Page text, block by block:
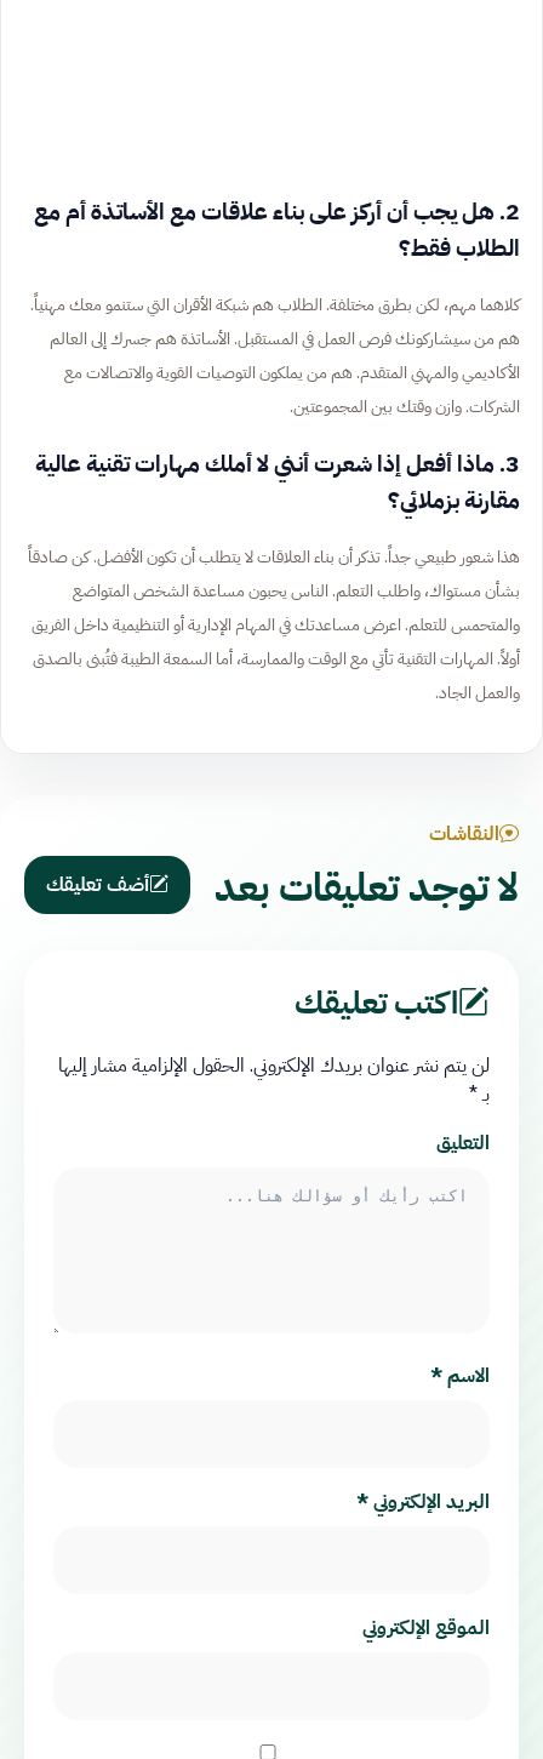
2. هل يجب أن أركز على بناء علاقات مع الأساتذة أم مع
الطلاب فقط؟
كلاهما مهم، لكن بطرق مختلفة. الطلاب هم شبكة الأقران التي ستنمو معك مهنياً.
هم من سيشاركونك فرص العمل في المستقبل. الأساتذة هم جسرك إلى العالم
الأكاديمي والمهني المتقدم. هم من يملكون التوصيات القوية والاتصالات مع
الشركات. وازن وقتك بين المجموعتين.
3. ماذا أفعل إذا شعرت أنني لا أملك مهارات تقنية عالية
مقارنة بزملائي؟
هذا شعور طبيعي جداً. تذكر أن بناء العلاقات لا يتطلب أن تكون الأفضل. كن صادقاً
بشأن مستواك، واطلب التعلم. الناس يحبون مساعدة الشخص المتواضع
والمتحمس للتعلم. اعرض مساعدتك في المهام الإدارية أو التنظيمية داخل الفريق
أولاً. المهارات التقنية تأتي مع الوقت والممارسة، أما السمعة الطيبة فتُبنى بالصدق
والعمل الجاد.
النقاشات
لا توجد تعليقات بعد أضف تعليقك
اكتب تعليقك
لن يتم نشر عنوان بريدك الإلكتروني. الحقول الإلزامية مشار إليها
بـ*
التعليق
الاسم*
البريد الإلكتروني*
الموقع الإلكتروني